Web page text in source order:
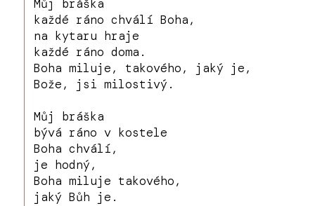
Můj bráška
každé ráno chválí Boha,
na kytaru hraje
každé ráno doma.
Boha miluje, takového, jaký je,
Bože, jsi milostivý.
Můj bráška
bývá ráno v kostele
Boha chválí,
je hodný,
Boha miluje takového,
jaký Bůh je.